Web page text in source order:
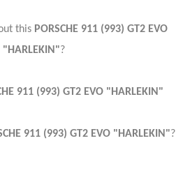
this PORSCHE 911 (993) GT2 EVO
"HARLEKIN"?
911 (993) GT2 EVO "HARLEKIN"
911 (993) GT2 EVO "HARLEKIN"?